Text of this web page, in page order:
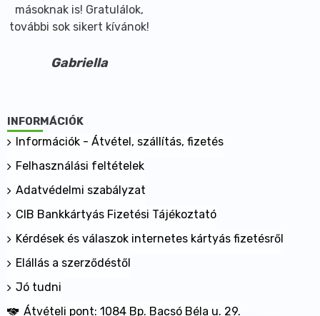
másoknak is! Gratulálok,
további sok sikert kívánok!
Gabriella
INFORMÁCIÓK
Információk - Átvétel, szállítás, fizetés
Felhasználási feltételek
Adatvédelmi szabályzat
CIB Bankkártyás Fizetési Tájékoztató
Kérdések és válaszok internetes kártyás fizetésről
Elállás a szerződéstől
Jó tudni
Átvételi pont: 1084 Bp. Bacsó Béla u. 29.